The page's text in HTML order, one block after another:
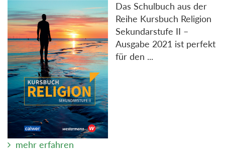
Das Schulbuch aus der
Reihe Kursbuch Religion
Sekundarstufe II –
Ausgabe 2021 ist perfekt
für den ...
mehr erfahren